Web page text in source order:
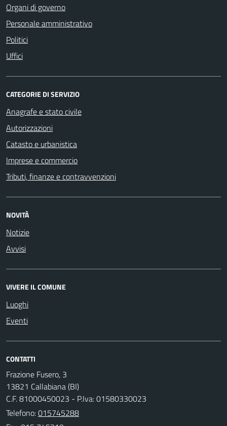
Organi di governo
Personale amministrativo
Politici
Uffici
CATEGORIE DI SERVIZIO
Anagrafe e stato civile
Autorizzazioni
Catasto e urbanistica
Imprese e commercio
Tributi, finanze e contravvenzioni
NOVITÀ
Notizie
Avvisi
VIVERE IL COMUNE
Luoghi
Eventi
CONTATTI
Frazione Fusero, 3
13821 Callabiana (BI)
C.F. 81000450023 - P.Iva: 01580330023
Telefono:015745288